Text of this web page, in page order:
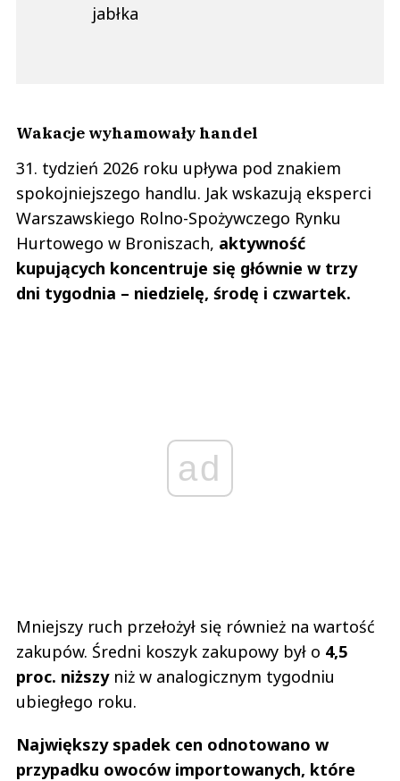
jabłka
Wakacje wyhamowały handel
31. tydzień 2026 roku upływa pod znakiem
spokojniejszego handlu. Jak wskazują eksperci
Warszawskiego Rolno-Spożywczego Rynku
Hurtowego w Broniszach, aktywność
kupujących koncentruje się głównie w trzy
dni tygodnia – niedzielę, środę i czwartek.
ad
Mniejszy ruch przełożył się również na wartość
zakupów. Średni koszyk zakupowy był o 4,5
proc. niższyniż w analogicznym tygodniu
ubiegłego roku.
Największy spadek cen odnotowano w
przypadku owoców importowanych, które